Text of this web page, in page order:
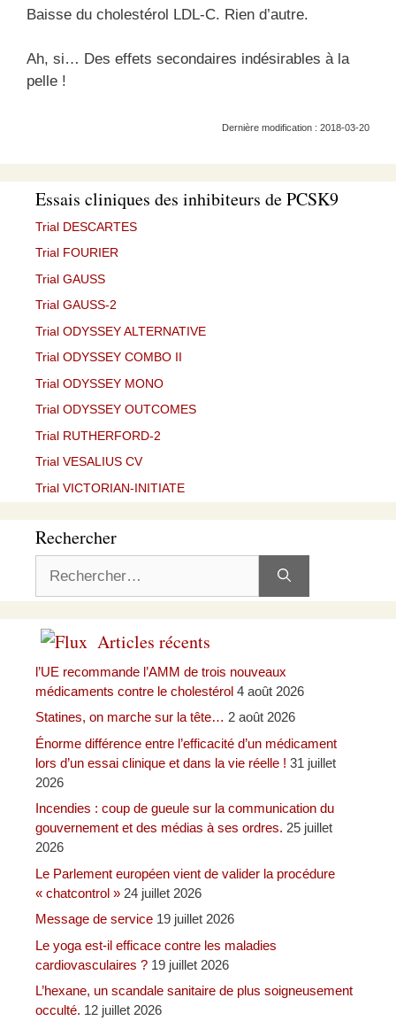
Baisse du cholestérol LDL-C. Rien d’autre.
Ah, si… Des effets secondaires indésirables à la
pelle !
Dernière modification : 2018-03-20
Essais cliniques des inhibiteurs de PCSK9
Trial DESCARTES
Trial FOURIER
Trial GAUSS
Trial GAUSS-2
Trial ODYSSEY ALTERNATIVE
Trial ODYSSEY COMBO II
Trial ODYSSEY MONO
Trial ODYSSEY OUTCOMES
Trial RUTHERFORD-2
Trial VESALIUS CV
Trial VICTORIAN-INITIATE
Rechercher
Articles récents
l’UE recommande l’AMM de trois nouveaux
médicaments contre le cholestérol 4 août 2026
Statines, on marche sur la tête… 2 août 2026
Énorme différence entre l’efficacité d’un médicament
lors d’un essai clinique et dans la vie réelle ! 31 juillet
2026
Incendies : coup de gueule sur la communication du
gouvernement et des médias à ses ordres. 25 juillet
2026
Le Parlement européen vient de valider la procédure
« chatcontrol » 24 juillet 2026
Message de service 19 juillet 2026
Le yoga est-il efficace contre les maladies
cardiovasculaires ? 19 juillet 2026
L’hexane, un scandale sanitaire de plus soigneusement
occulté. 12 juillet 2026